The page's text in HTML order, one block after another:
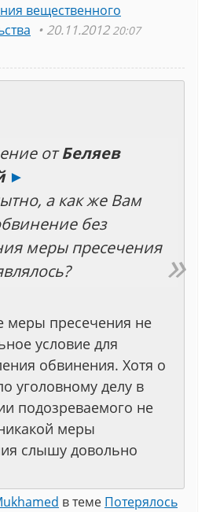
вещественного
20.11.2012 20:07
отБеляев
►
а как же Вам
без
меры пресечения
меры пресечения не
условие для
обвинения. Хотя о
уголовному делу в
подозреваемого не
меры
слышу довольно
в теме Потерялось